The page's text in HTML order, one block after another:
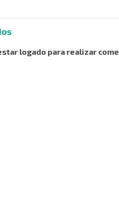
logado para realizar